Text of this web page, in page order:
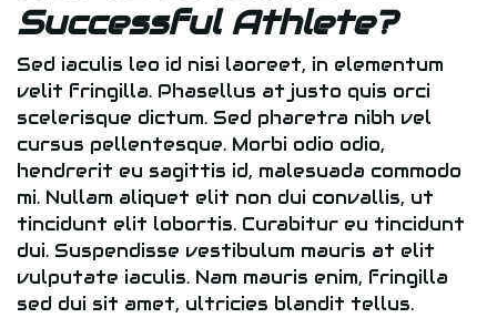
Successful Athlete?
Sed iaculis leo id nisi laoreet, in elementum
velit fringilla. Phasellus at justo quis orci
scelerisque dictum. Sed pharetra nibh vel
cursus pellentesque. Morbi odio odio,
hendrerit eu sagittis id, malesuada commodo
mi. Nullam aliquet elit non dui convallis, ut
tincidunt elit lobortis. Curabitur eu tincidunt
dui. Suspendisse vestibulum mauris at elit
vulputate iaculis. Nam mauris enim, fringilla
sed dui sit amet, ultricies blandit tellus.